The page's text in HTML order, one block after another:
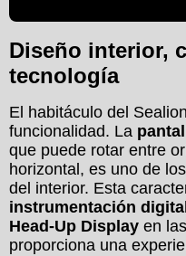
Diseño interior,
tecnología
El habitáculo del
funcionalidad. La
que puede rotar entre
horizontal, es uno de
del interior. Esta
instrumentación
Head-Up Display en
proporciona una